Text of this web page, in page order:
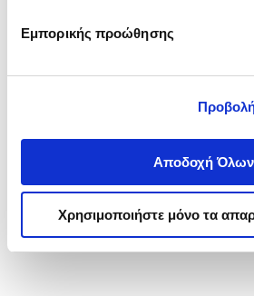
Εμπορικής προώθησης
Αποδοχή Όλων
Χρησιμοποιήστε μόνο τα